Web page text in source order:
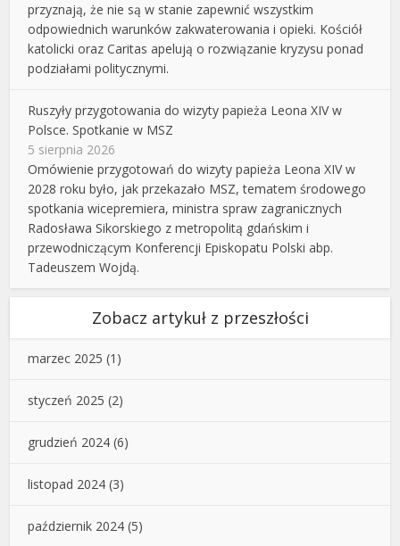
przyznają, że nie są w stanie zapewnić wszystkim
odpowiednich warunków zakwaterowania i opieki. Kościół
katolicki oraz Caritas apelują o rozwiązanie kryzysu ponad
podziałami politycznymi.
Ruszyły przygotowania do wizyty papieża Leona XIV w
Polsce. Spotkanie w MSZ
5 sierpnia 2026
Omówienie przygotowań do wizyty papieża Leona XIV w
2028 roku było, jak przekazało MSZ, tematem środowego
spotkania wicepremiera, ministra spraw zagranicznych
Radosława Sikorskiego z metropolitą gdańskim i
przewodniczącym Konferencji Episkopatu Polski abp.
Tadeuszem Wojdą.
Zobacz artykuł z przeszłości
marzec 2025 (1)
styczeń 2025 (2)
grudzień 2024 (6)
listopad 2024 (3)
październik 2024 (5)